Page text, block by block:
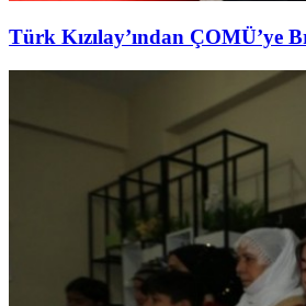
Türk Kızılay’ından ÇOMÜ’ye